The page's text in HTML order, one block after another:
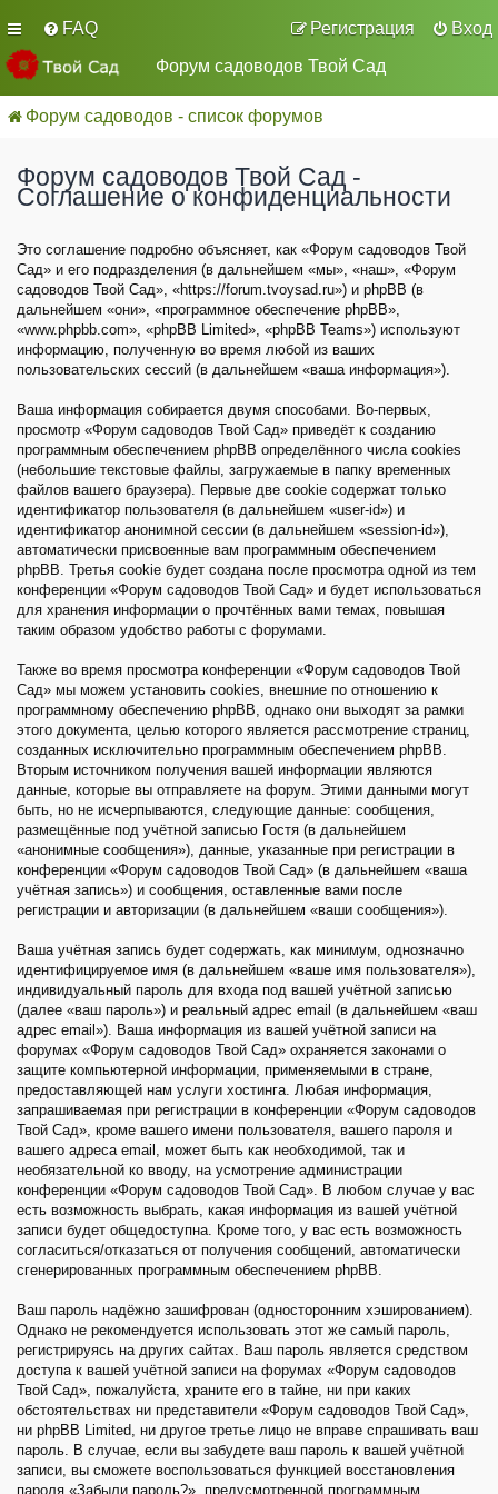
FAQ Вход
Регистрация
Форум садоводов Твой Сад
Форум садоводов - список форумов
Форум садоводов Твой Сад -
Соглашение о конфиденциальности
Это соглашение подробно объясняет, как «Форум садоводов Твой
Сад» и его подразделения (в дальнейшем «мы», «наш», «Форум
садоводов Твой Сад», «https://forum.tvoysad.ru») и phpBB (в
дальнейшем «они», «программное обеспечение phpBB»,
«www.phpbb.com», «phpBB Limited», «phpBB Teams») используют
информацию, полученную во время любой из ваших
пользовательских сессий (в дальнейшем «ваша информация»).
Ваша информация собирается двумя способами. Во-первых,
просмотр «Форум садоводов Твой Сад» приведёт к созданию
программным обеспечением phpBB определённого числа cookies
(небольшие текстовые файлы, загружаемые в папку временных
файлов вашего браузера). Первые две cookie содержат только
идентификатор пользователя (в дальнейшем «user-id») и
идентификатор анонимной сессии (в дальнейшем «session-id»),
автоматически присвоенные вам программным обеспечением
phpBB. Третья cookie будет создана после просмотра одной из тем
конференции «Форум садоводов Твой Сад» и будет использоваться
для хранения информации о прочтённых вами темах, повышая
таким образом удобство работы с форумами.
Также во время просмотра конференции «Форум садоводов Твой
Сад» мы можем установить cookies, внешние по отношению к
программному обеспечению phpBB, однако они выходят за рамки
этого документа, целью которого является рассмотрение страниц,
созданных исключительно программным обеспечением phpBB.
Вторым источником получения вашей информации являются
данные, которые вы отправляете на форум. Этими данными могут
быть, но не исчерпываются, следующие данные: сообщения,
размещённые под учётной записью Гостя (в дальнейшем
«анонимные сообщения»), данные, указанные при регистрации в
конференции «Форум садоводов Твой Сад» (в дальнейшем «ваша
учётная запись») и сообщения, оставленные вами после
регистрации и авторизации (в дальнейшем «ваши сообщения»).
Ваша учётная запись будет содержать, как минимум, однозначно
идентифицируемое имя (в дальнейшем «ваше имя пользователя»),
индивидуальный пароль для входа под вашей учётной записью
(далее «ваш пароль») и реальный адрес email (в дальнейшем «ваш
адрес email»). Ваша информация из вашей учётной записи на
форумах «Форум садоводов Твой Сад» охраняется законами о
защите компьютерной информации, применяемыми в стране,
предоставляющей нам услуги хостинга. Любая информация,
запрашиваемая при регистрации в конференции «Форум садоводов
Твой Сад», кроме вашего имени пользователя, вашего пароля и
вашего адреса email, может быть как необходимой, так и
необязательной ко вводу, на усмотрение администрации
конференции «Форум садоводов Твой Сад». В любом случае у вас
есть возможность выбрать, какая информация из вашей учётной
записи будет общедоступна. Кроме того, у вас есть возможность
согласиться/отказаться от получения сообщений, автоматически
сгенерированных программным обеспечением phpBB.
Ваш пароль надёжно зашифрован (односторонним хэшированием).
Однако не рекомендуется использовать этот же самый пароль,
регистрируясь на других сайтах. Ваш пароль является средством
доступа к вашей учётной записи на форумах «Форум садоводов
Твой Сад», пожалуйста, храните его в тайне, ни при каких
обстоятельствах ни представители «Форум садоводов Твой Сад»,
ни phpBB Limited, ни другое третье лицо не вправе спрашивать ваш
пароль. В случае, если вы забудете ваш пароль к вашей учётной
записи, вы сможете воспользоваться функцией восстановления
пароля «Забыли пароль?», предусмотренной программным